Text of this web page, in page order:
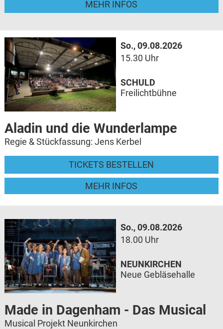
MEHR INFOS
So., 09.08.2026
15.30 Uhr
Aladin und die Wunderlampe
Regie & Stückfassung: Jens Kerbel
TICKETS BESTELLEN
MEHR INFOS
SCHULD
Freilichtbühne
So., 09.08.2026
18.00 Uhr
Made in Dagenham - Das Musical
Musical Projekt Neunkirchen
NEUNKIRCHEN
Neue Gebläsehalle